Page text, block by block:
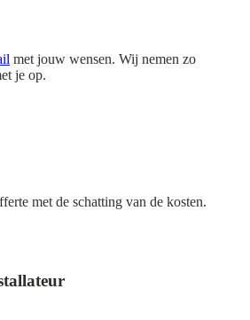
met jouw wensen. Wij nemen zo
je op.
met de schatting van de kosten.